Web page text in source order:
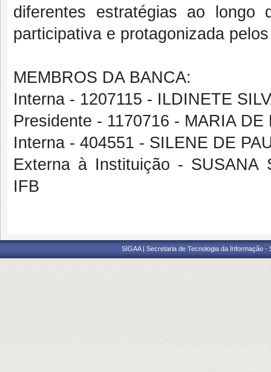
diferentes estratégias ao longo
participativa e protagonizada
MEMBROS DA BANCA:
Interna - 1207115 - ILDINETE
Presidente - 1170716 - MARIA
Interna - 404551 - SILENE DE
Externa à Instituição - SUSANA
IFB
SIGAA | Secretaria de Tecnologia da Informação